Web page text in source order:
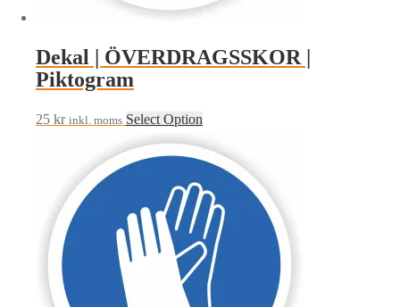
Dekal | ÖVERDRAGSSKOR |
Piktogram
25 kr inkl. moms Select Option